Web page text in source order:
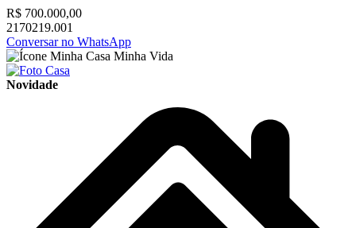
R$ 700.000,00
2170219.001
Conversar no WhatsApp
Novidade